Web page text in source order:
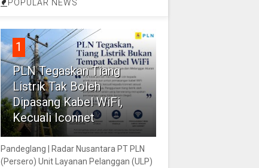
POPULAR NEWS
1
PLN Tegaskan Tiang
Listrik Tak Boleh
Dipasang Kabel WiFi,
Kecuali Iconnet
Pandeglang | Radar Nusantara PT PLN
(Persero) Unit Layanan Pelanggan (ULP)